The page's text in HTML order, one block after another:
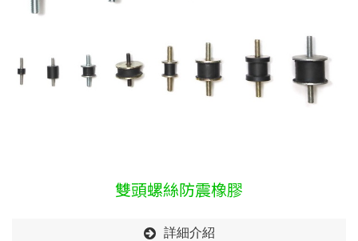
雙頭螺絲防震橡膠
詳細介紹